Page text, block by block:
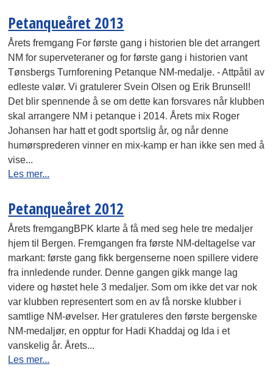
Petanqueåret 2013
Årets fremgang For første gang i historien ble det arrangert
NM for superveteraner og for første gang i historien vant
Tønsbergs Turnforening Petanque NM-medalje. - Attpåtil av
edleste valør. Vi gratulerer Svein Olsen og Erik Brunsell!
Det blir spennende å se om dette kan forsvares når klubben
skal arrangere NM i petanque i 2014. Årets mix Roger
Johansen har hatt et godt sportslig år, og når denne
humørsprederen vinner en mix-kamp er han ikke sen med å
vise...
Les mer...
Petanqueåret 2012
Årets fremgangBPK klarte å få med seg hele tre medaljer
hjem til Bergen. Fremgangen fra første NM-deltagelse var
markant: første gang fikk bergenserne noen spillere videre
fra innledende runder. Denne gangen gikk mange lag
videre og høstet hele 3 medaljer. Som om ikke det var nok
var klubben representert som en av få norske klubber i
samtlige NM-øvelser. Her gratuleres den første bergenske
NM-medaljør, en opptur for Hadi Khaddaj og Ida i et
vanskelig år. Årets...
Les mer...